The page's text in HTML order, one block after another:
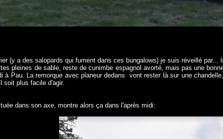
(y a des salopards qui fument dans ces bungalows) je suis réveillé par...
pleines de sable, reste de cunimbe espagnol avorté, mais pas une
Pau. La remorque avec planeur dedans
vont rester là sur une
soit plus facile d'agir.
dans son axe, montre alors ça dans l'après midi: